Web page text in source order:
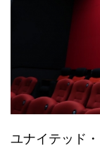
ユナイテッド・